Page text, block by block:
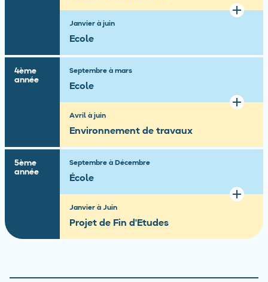
Janvier à juin
Ecole
4ème
année
Septembre à mars
Ecole
Avril à juin
Environnement de travaux
5ème
année
Septembre à Décembre
École
Janvier à Juin
Projet de Fin d'Etudes